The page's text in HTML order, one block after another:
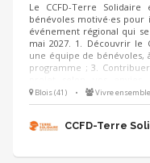
Le CCFD-Terre
bénévoles motivé·es
événement régional qui
mai 2027. 1. Découvrir le
une équipe de bénévoles,
programme ; 3.
logistique, accueil,
des bénévoles,
Contribuer au bilan.
Blois (41) • Vivre ensemble
CCFD-Terre